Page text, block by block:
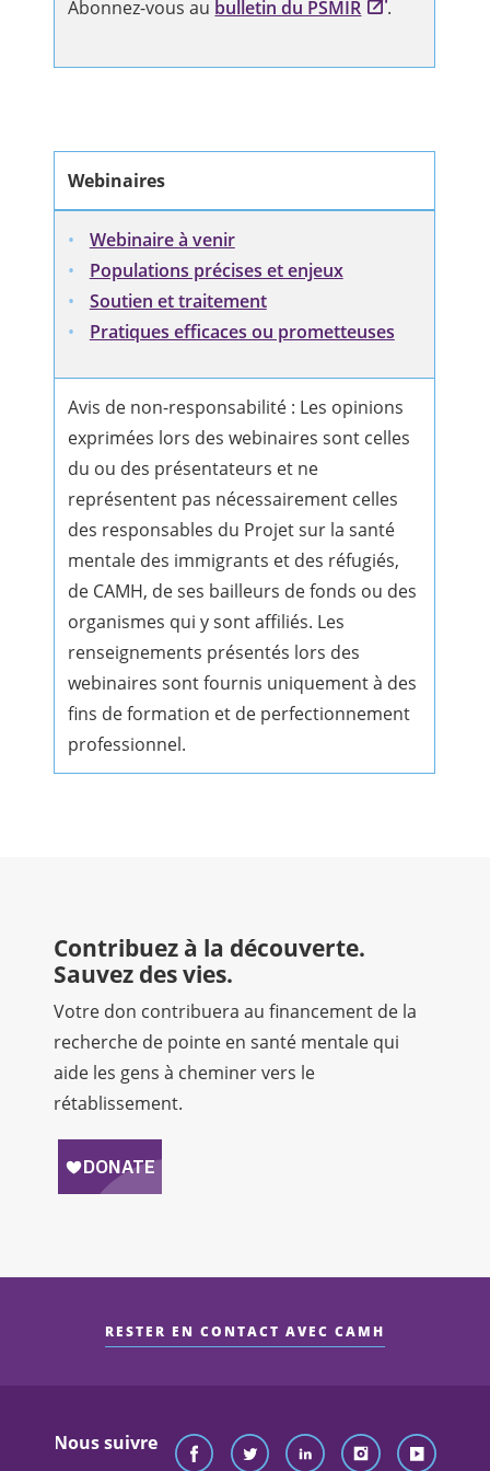
Abonnez-vous au bulletin du PSMIR .
Webinaires
Webinaire à venir
Populations précises et enjeux
Soutien et traitement
Pratiques efficaces ou prometteuses
Avis de non-responsabilité : Les opinions
exprimées lors des webinaires sont celles
du ou des présentateurs et ne
représentent pas nécessairement celles
des responsables du Projet sur la santé
mentale des immigrants et des réfugiés,
de CAMH, de ses bailleurs de fonds ou des
organismes qui y sont affiliés. Les
renseignements présentés lors des
webinaires sont fournis uniquement à des
fins de formation et de perfectionnement
professionnel.
Contribuez à la découverte.
Sauvez des vies.
Votre don contribuera au financement de la
recherche de pointe en santé mentale qui
aide les gens à cheminer vers le
rétablissement.
RESTER EN CONTACT AVEC CAMH
Nous suivre